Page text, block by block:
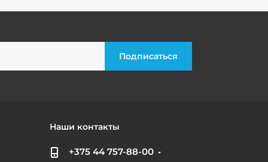
Наши контакты
+375 44 757-88-00